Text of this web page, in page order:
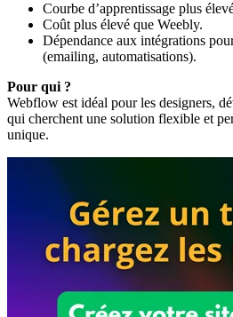
Courbe d’apprentissage plus
Coût plus élevé que Weebly.
Dépendance aux intégrations
(emailing, automatisations).
Pour qui ?
Webflow est idéal pour les designers,
qui cherchent une solution flexible et
unique.